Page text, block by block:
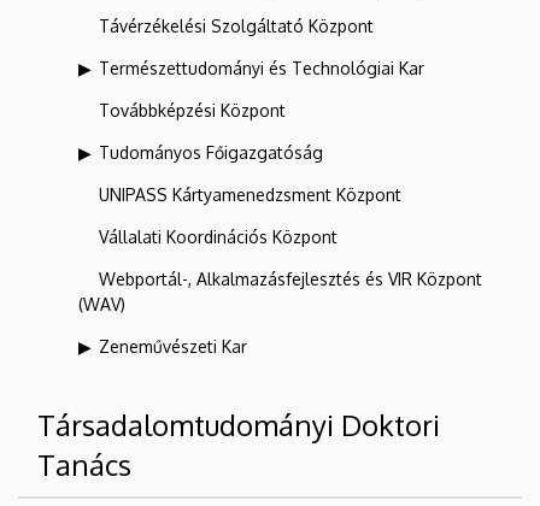
Távérzékelési Szolgáltató Központ
Természettudományi és Technológiai Kar
Továbbképzési Központ
Tudományos Főigazgatóság
UNIPASS Kártyamenedzsment Központ
Vállalati Koordinációs Központ
Webportál-, Alkalmazásfejlesztés és VIR Központ
(WAV)
Zeneművészeti Kar
Társadalomtudományi Doktori
Tanács